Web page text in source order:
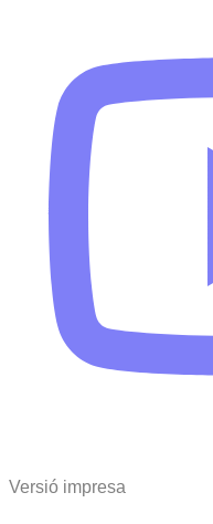
Versió impresa